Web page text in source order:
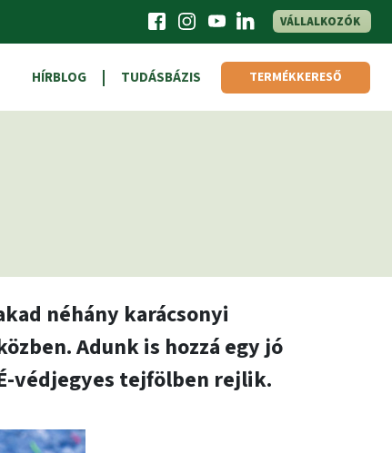
VÁLLALKOZÓK
HÍRBLOG TUDÁSBÁZIS TERMÉKKERESŐ
néhány karácsonyi
Adunk is hozzá egy jó
védjegyes tejfölben rejlik.